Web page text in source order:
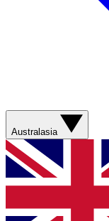
Australasia